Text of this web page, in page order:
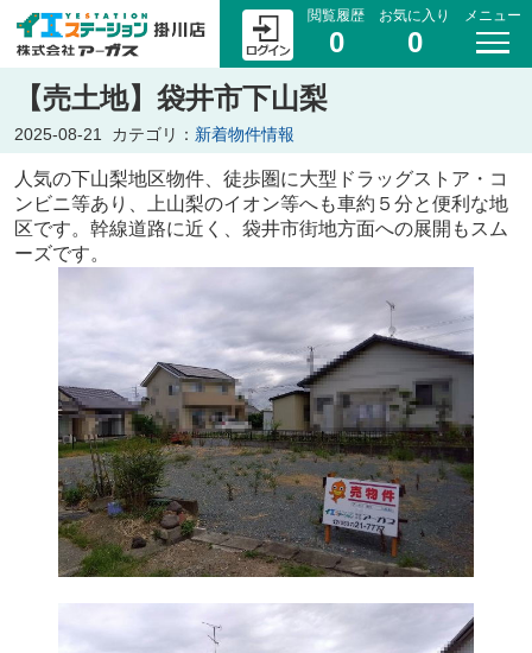
閲覧履歴
0
お気に入り
0
メニュー
【売土地】袋井市下山梨
2025-08-21 カテゴリ： 新着物件情報
人気の下山梨地区物件、徒歩圏に大型ドラッグストア・コ
ンビニ等あり、上山梨のイオン等へも車約５分と便利な地
区です。幹線道路に近く、袋井市街地方面への展開もスム
ーズです。